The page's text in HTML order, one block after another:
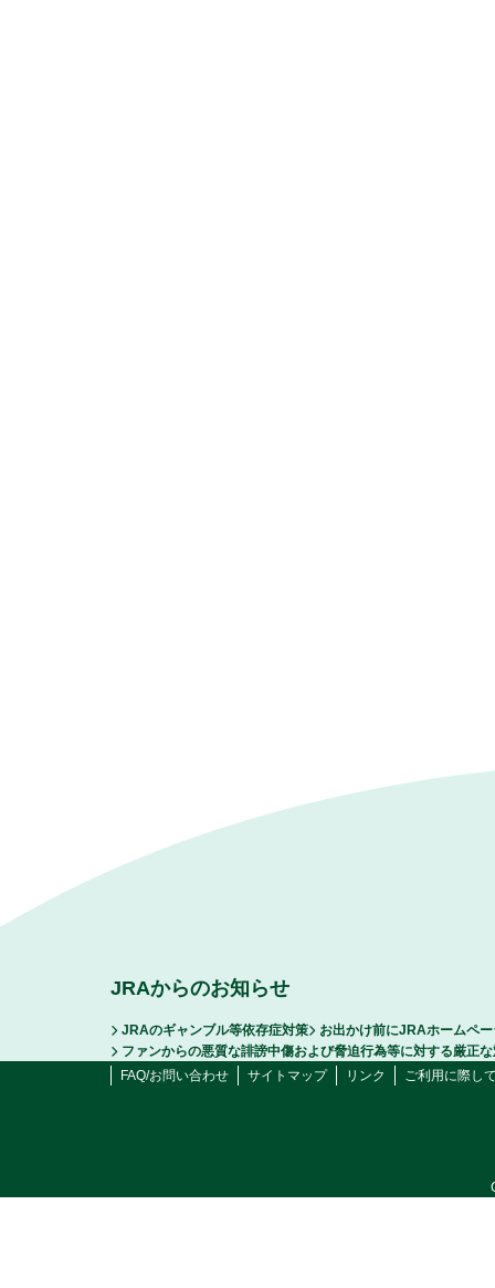
JRAからのお知らせ
JRAのギャンブル等依存症対策
お出かけ前にJRAホームペ
ファンからの悪質な誹謗中傷および脅迫行為等に対する厳正
FAQ/お問い合わせ
サイトマップ リンク ご利用に際し